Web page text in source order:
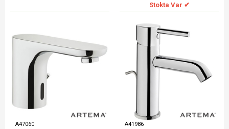
Stokta Var ✔
A47060 A41986